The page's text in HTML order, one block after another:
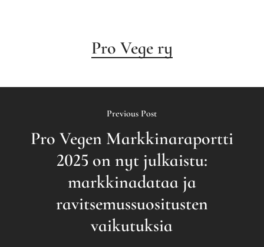
Pro Vege ry
Previous Post
Pro Vegen Markkinaraportti
2025 on nyt julkaistu:
markkinadataa ja
ravitsemussuositusten
vaikutuksia